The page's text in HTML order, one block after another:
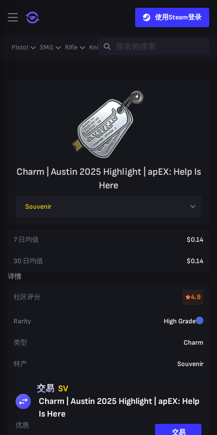
使用Steam登录
Pistol SMG Rifle Knife Gloves Heavy
Charm | Austin 2025 Highlight | apEX: Help Is
Here
Souvenir
7 日均值 $0.14
30 日均值
$0.14
详情
社区评分 4.9
Rarity High Grade
类型 Charm
特产 Souvenir
交易 SV
Charm | Austin 2025 Highlight | apEX: Help
Is Here
优惠
交易